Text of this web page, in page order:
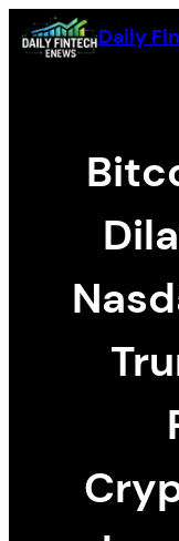
Skip
to
Daily